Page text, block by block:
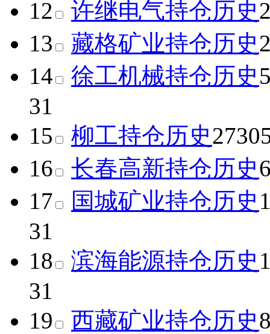
12
许继电气持仓历史
13
藏格矿业持仓历史
14
徐工机械持仓历史
31
15
柳工持仓历史
16
长春高新持仓历史
17
国城矿业持仓历史
31
18
滨海能源持仓历史
31
19
西藏矿业持仓历史